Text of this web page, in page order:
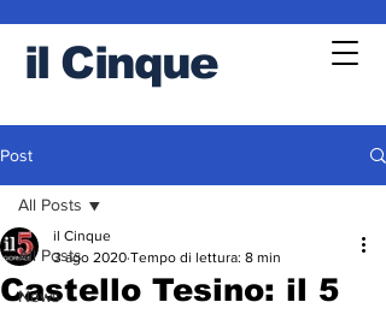
il Cinque
Post
All Posts
News
All Posts
Castello Tesino: il 5
il Cinque
3 ago 2020 Tempo di lettura: 8 min